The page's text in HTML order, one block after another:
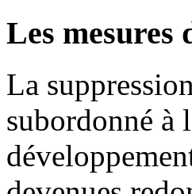
Les mesures
La
subordonné à